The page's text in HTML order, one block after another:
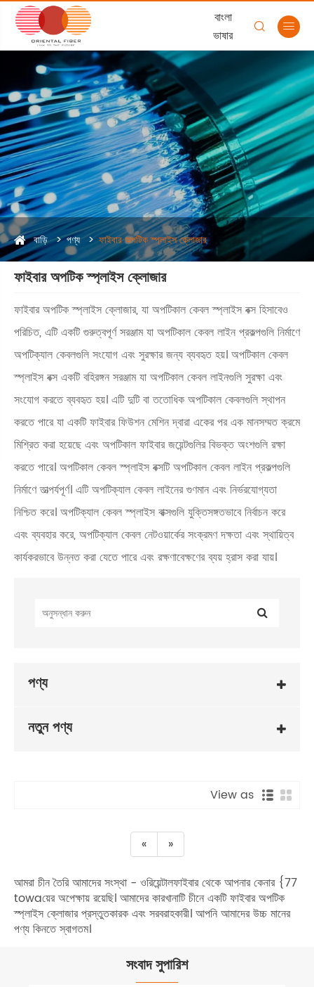
বাংলা
ভাষার
 
বাড়ি পণ্য ফাইবার অপটিক স্প্লাইস ক্লোজার
ফাইবার অপটিক স্প্লাইস ক্লোজার
ফাইবার অপটিক স্প্লাইস ক্লোজার, যা অপটিকাল কেবল স্প্লাইস বক্স হিসাবেও
পরিচিত, এটি একটি গুরুত্বপূর্ণ সরঞ্জাম যা অপটিকাল কেবল লাইন প্রকল্পগুলি নির্মাণে
অপটিক্যাল কেবলগুলি সংযোগ এবং সুরক্ষার জন্য ব্যবহৃত হয়। অপটিকাল কেবল
স্প্লাইস বক্স একটি বহিরঙ্গন সরঞ্জাম যা অপটিকাল কেবল লাইনগুলি সুরক্ষা এবং
সংযোগ করতে ব্যবহৃত হয়। এটি দুটি বা ততোধিক অপটিকাল কেবলগুলি স্থাপন
করতে পারে যা একটি ফাইবার ফিউশন মেশিন দ্বারা একের পর এক মানসম্মত ক্রমে
মিশ্রিত করা হয়েছে এবং অপটিকাল ফাইবার জয়েন্টগুলির বিভক্ত অংশগুলি রক্ষা
করতে পারে। অপটিকাল কেবল স্প্লাইস বক্সটি অপটিকাল কেবল লাইন প্রকল্পগুলি
নির্মাণে তাত্পর্যপূর্ণ। এটি অপটিক্যাল কেবল লাইনের গুণমান এবং নির্ভরযোগ্যতা
নিশ্চিত করে। অপটিক্যাল কেবল স্প্লাইস বাক্সগুলি যুক্তিসঙ্গতভাবে নির্বাচন করে
এবং ব্যবহার করে, অপটিক্যাল কেবল নেটওয়ার্কের সংক্রমণ দক্ষতা এবং স্থায়িত্ব
কার্যকরভাবে উন্নত করা যেতে পারে এবং রক্ষণাবেক্ষণের ব্যয় হ্রাস করা যায়।
পণ্য
নতুন পণ্য
View as
« »
আমরা চীন তৈরি আমাদের সংস্থা - ওরিয়েন্টালফাইবার থেকে আপনার কেনার {77
towaয়ের অপেক্ষায় রয়েছি। আমাদের কারখানাটি চীনে একটি ফাইবার অপটিক
স্প্লাইস ক্লোজার প্রস্তুতকারক এবং সরবরাহকারী। আপনি আমাদের উচ্চ মানের
পণ্য কিনতে স্বাগতম।
সংবাদ সুপারিশ